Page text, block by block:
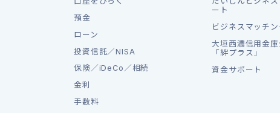
預金
ローン
投資信託／NISA
保険／iDeCo／相続
金利
手数料
ート
ビジネスマッチ
大垣西濃信用金庫
「絆プラス」
資金サポート